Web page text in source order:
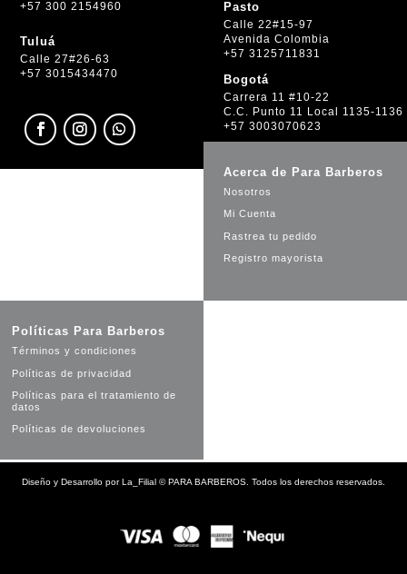
+57 300 2154960
Tuluá
Calle 27#26-63
+57 3015434470
Pasto
Calle 22#15-97
Avenida Colombia
+57 3125711831
Bogotá
Carrera 11 #10-22
C.C. Punto 11 Local 1135-1136
+57 3003070623
Acerca de Para Barberos
Nosotros
Mi Cuenta
Rastrea tu pedido
Registro mayorista
Políticas Para Barberos
Términos y condiciones
Políticas de privacidad
Políticas para el tratamiento de
datos
Políticas de devoluciones
Diseño y Desarrollo porLa_Filial ©PARA BARBEROS. Todos los derechos reservados.